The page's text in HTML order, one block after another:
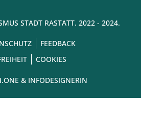
STADT RASTATT. 2022 - 2024.
FEEDBACK
COOKIES
& INFODESIGNERIN